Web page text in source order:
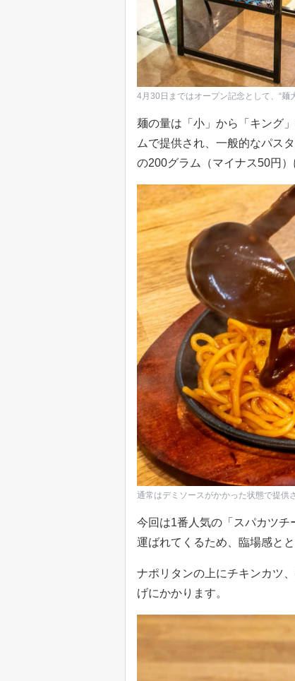
4月30日まではオープン記念として、“麺
麺の量は「小」から「キング
ムで提供され、一般的なパス
の200グラム（マイナス50円）
通常はデミソースがかかった状態で提供
今回は1番人気の「スパカツ
運ばれてくるため、臨場感と
ナポリタンの上にチキンカツ
げにかかります。